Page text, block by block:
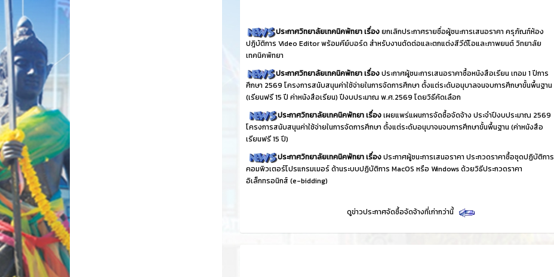
ประกาศวิทยาลัยเทคนิคพัทยา เรื่องยกเลิกประกาศรายชื่อผู้ชนะการเสนอราคา ครุภัณฑ์ห้อง
ปฎิบัติการ Video Editor พร้อมคีย์บอร์ด สำหรับงานตัดต่อและตกแต่งสีวีดีโอและภาพยนต์ วิทยาลัย
เทคนิคพัทยา
ประกาศวิทยาลัยเทคนิคพัทยา เรื่องประกาศผู้ชนะการเสนอราคาซื้อหนังสือเรียน เทอม 1 ปีการ
ศึกษา 2569 โครงการสนับสนุนค่าใช้จ่ายในการจัดการศึกษา ตั้งแต่ระดับอนุบาลจนจบการศึกษาขั้นพื้นฐาน
(เรียนฟรี 15 ปี ค่าหนังสือเรียน) ปีงบประมาณ พ.ศ.2569 โดยวิธีคัดเลือก
ประกาศวิทยาลัยเทคนิคพัทยา เรื่องเผยแพร่แผนการจัดซื้อจัดจ้าง ประจำปีงบประมาณ 2569
โครงการสนับสนุนค่าใช้จ่ายในการจัดการศึกษา ตั้งแต่ระดับอนุบาจนจบการศึกษาขั้นพื้นฐาน (ค่าหนังสือ
เรียนฟรี 15 ปี)
ประกาศวิทยาลัยเทคนิคพัทยา เรื่องประกาศผู้ชนะการเสนอราคา ประกวดราคาซื้อชุดปฏิบัติการ
คอมพิวเตอร์โปรแกรมเมอร์ ด้านระบบปฏิบัติการ MacOS หรือ Windows ด้วยวิธีประกวดราคา
อิเล็กทรอนิกส์ (e-bidding)
ดูข่าวประกาศจัดซื้อจัดจ้างที่เก่ากว่านี้